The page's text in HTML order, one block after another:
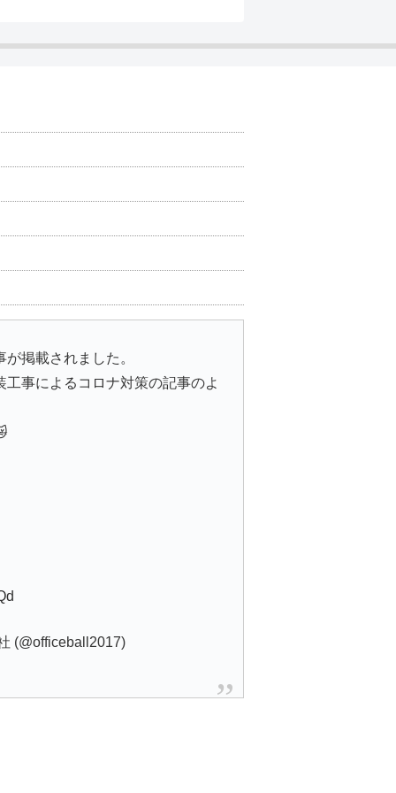
掲載されました。
事によるコロナ対策の記事のよ
(@officeball2017)